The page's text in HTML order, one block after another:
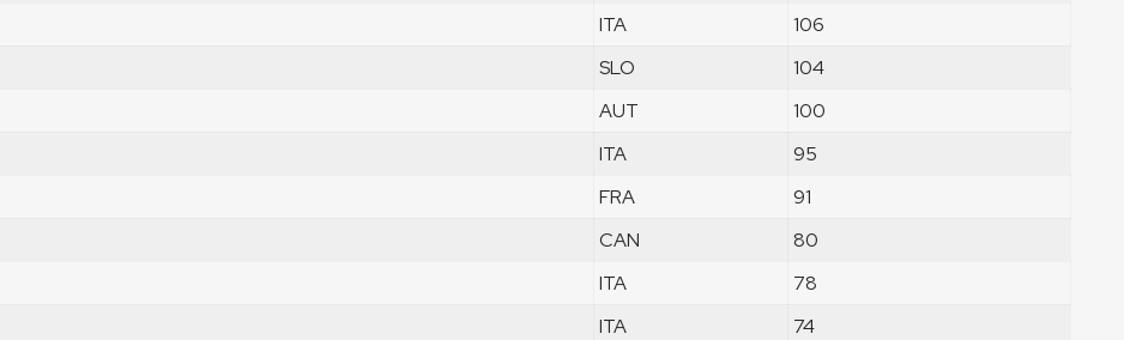
ITA
106
SLO
104
AUT
100
ITA
95
FRA
91
CAN
80
ITA
78
ITA
74